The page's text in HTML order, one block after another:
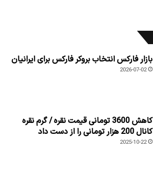
بازار فارکس انتخاب بروکر فارکس برای ایرانیان
2026-07-02
کاهش 3600 تومانی قیمت نقره / گرم نقره
کانال 200 هزار تومانی را از دست داد
2025-10-22